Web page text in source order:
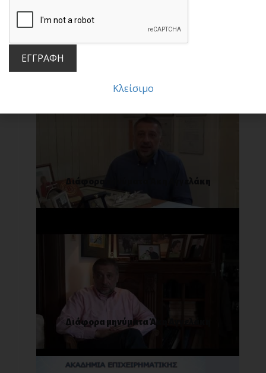
Διάφορα μηνύματα Άκη Αγγελάκη
Διάφορα μηνύματα Άκη Αγγελάκη
Διάφορα μηνύματα Άκη Αγγελάκη
ΕΓΓΡΑΦΗ
Κλείσιμο